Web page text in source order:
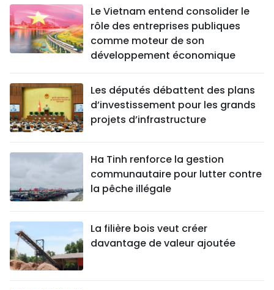
Le Vietnam entend consolider le
rôle des entreprises publiques
comme moteur de son
développement économique
Les députés débattent des plans
d’investissement pour les grands
projets d’infrastructure
Ha Tinh renforce la gestion
communautaire pour lutter contre
la pêche illégale
La filière bois veut créer
davantage de valeur ajoutée